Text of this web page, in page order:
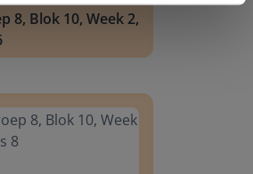
8, Blok 10, Week 2,